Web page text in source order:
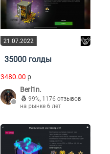
21.07.2022
35000 голды
3480.00 p
Berl1n.
99%, 1176 отзывов
на рынке 6 лет